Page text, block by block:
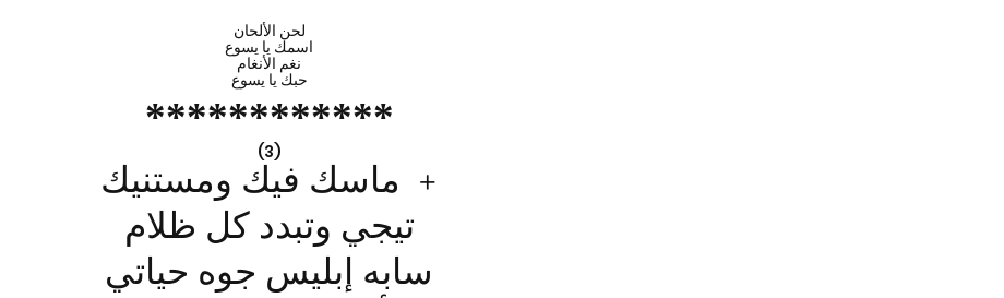
لحن الألحان
اسمك يا يسوع
نغم الأنغام
حبك يا يسوع
******
******
(3)
+ ماسك فيك ومستنيك
تيجي وتبدد كل ظلام
سابه إبليس جوه حياتي